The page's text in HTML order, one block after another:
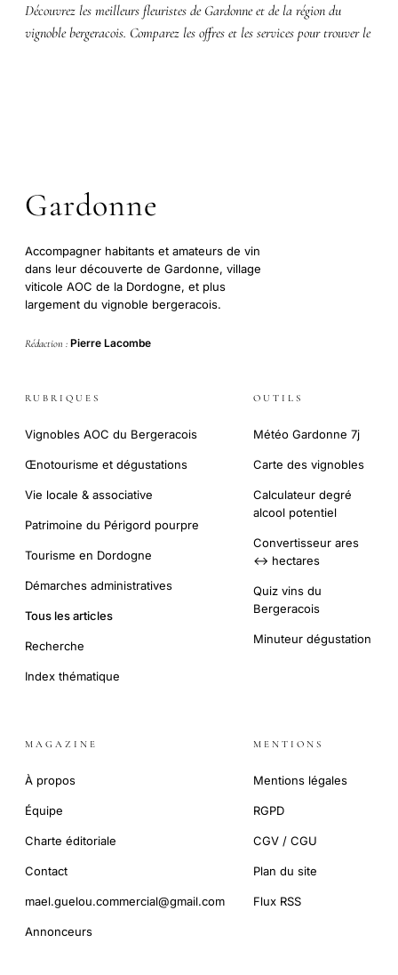
Découvrez les meilleurs fleuristes de Gardonne et de la région du
vignoble bergeracois. Comparez les offres et les services pour trouver le
Gardonne
Accompagner habitants et amateurs de vin
dans leur découverte de Gardonne, village
viticole AOC de la Dordogne, et plus
largement du vignoble bergeracois.
Rédaction : Pierre Lacombe
RUBRIQUES
Vignobles AOC du Bergeracois
Œnotourisme et dégustations
Vie locale & associative
Patrimoine du Périgord pourpre
Tourisme en Dordogne
Démarches administratives
Tous les articles
Recherche
Index thématique
OUTILS
Météo Gardonne 7j
Carte des vignobles
Calculateur degré
alcool potentiel
Convertisseur ares
↔ hectares
Quiz vins du
Bergeracois
Minuteur dégustation
MAGAZINE
À propos
Équipe
Charte éditoriale
Contact
mael.guelou.commercial@gmail.com
Annonceurs
MENTIONS
Mentions légales
RGPD
CGV / CGU
Plan du site
Flux RSS